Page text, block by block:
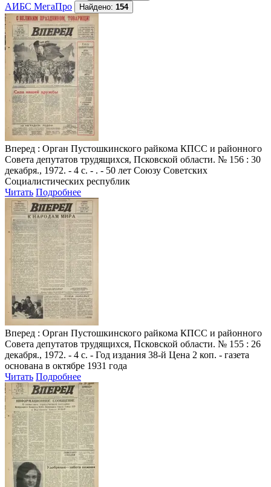
АИБС МегаПро
Найдено: 154
Вперед : Орган Пустошкинского райкома КПСС и районного
Совета депутатов трудящихся, Псковской области. № 156 : 30
декабря., 1972. - 4 с. - . - 50 лет Союзу Советских
Социалистических республик
Читать Подробнее
Вперед : Орган Пустошкинского райкома КПСС и районного
Совета депутатов трудящихся, Псковской области. № 155 : 26
декабря., 1972. - 4 с. - Год издания 38-й Цена 2 коп. - газета
основана в октябре 1931 года
Читать Подробнее